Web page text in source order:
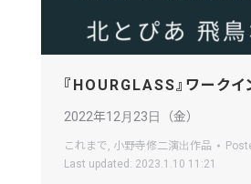
『HOURGLASS』ワーク
2022年12月23日（金）
これまで, 小野寺修二演出作品
Last updated: 2023.1.10 11:21